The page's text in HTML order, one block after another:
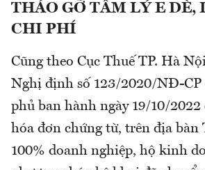
THÁO GỠ TÂM LÝ E DÈ,
CHI PHÍ
Cũng theo Cục Thuế TP. Hà
Nghị định số 123/2020/NĐ-CP
phủ ban hành ngày 19/10/2022
hóa đơn chứng từ, trên địa bàn
100% doanh nghiệp, hộ kinh